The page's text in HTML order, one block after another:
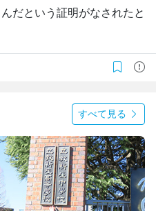
だという証明がなされたと
すべて見る